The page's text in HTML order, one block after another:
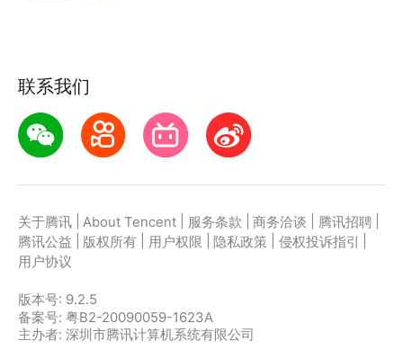
联系我们
关于腾讯 About Tencent 服务条款 商务洽谈 腾讯招聘
腾讯公益
版权所有 用户权限 隐私政策 侵权投诉指引
用户协议
版本号: 9.2.5
备案号: 粤B2-20090059-1623A
主办者: 深圳市腾讯计算机系统有限公司